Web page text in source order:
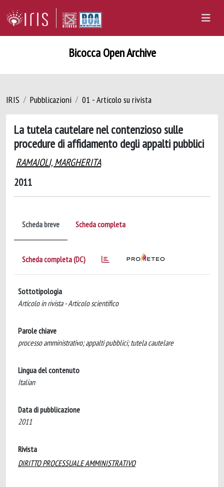
Bicocca Open Archive
IRIS Pubblicazioni 01 - Articolo su rivista
La tutela cautelare nel contenzioso sulle
procedure di affidamento degli appalti pubblici
RAMAJOLI, MARGHERITA
2011
Scheda breve Scheda completa
Scheda completa (DC)
Sottotipologia
Articolo in rivista - Articolo scientifico
Parole chiave
processo amministrativo; appalti pubblici; tutela cautelare
Lingua del contenuto
Italian
Data di pubblicazione
2011
Rivista
DIRITTO PROCESSUALE AMMINISTRATIVO